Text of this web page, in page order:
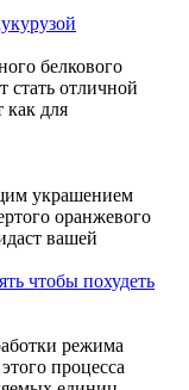
белкового
стать отличной
для
украшением
оранжевого
вашей
чтобы похудеть
режима
процесса